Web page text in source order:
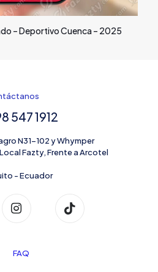
– Deportivo Cuenca – 2025
547 1912
N31-102 y Whymper
Fazty, Frente a Arcotel
- Ecuador
FAQ